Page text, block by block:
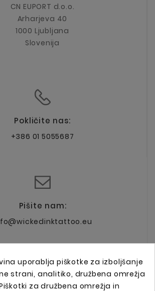
CN EUPORT d.o.o.
Arharjeva 40
1000 Ljubljana
Slovenija
Pokličite nas:
+386 01 5055687
Pišite nam:
uporablja piškotke za izboljšanje
strani, analitiko, družbena omrežja
za družbena omrežja in